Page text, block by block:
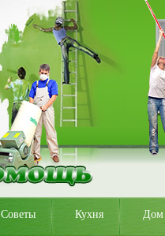
Советы Кухня Дом